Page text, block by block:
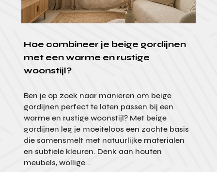
Hoe combineer je beige gordijnen
met een warme en rustige
woonstijl?
Ben je op zoek naar manieren om beige
gordijnen perfect te laten passen bij een
warme en rustige woonstijl? Met beige
gordijnen leg je moeiteloos een zachte basis
die samensmelt met natuurlijke materialen
en subtiele kleuren. Denk aan houten
meubels, wollige...